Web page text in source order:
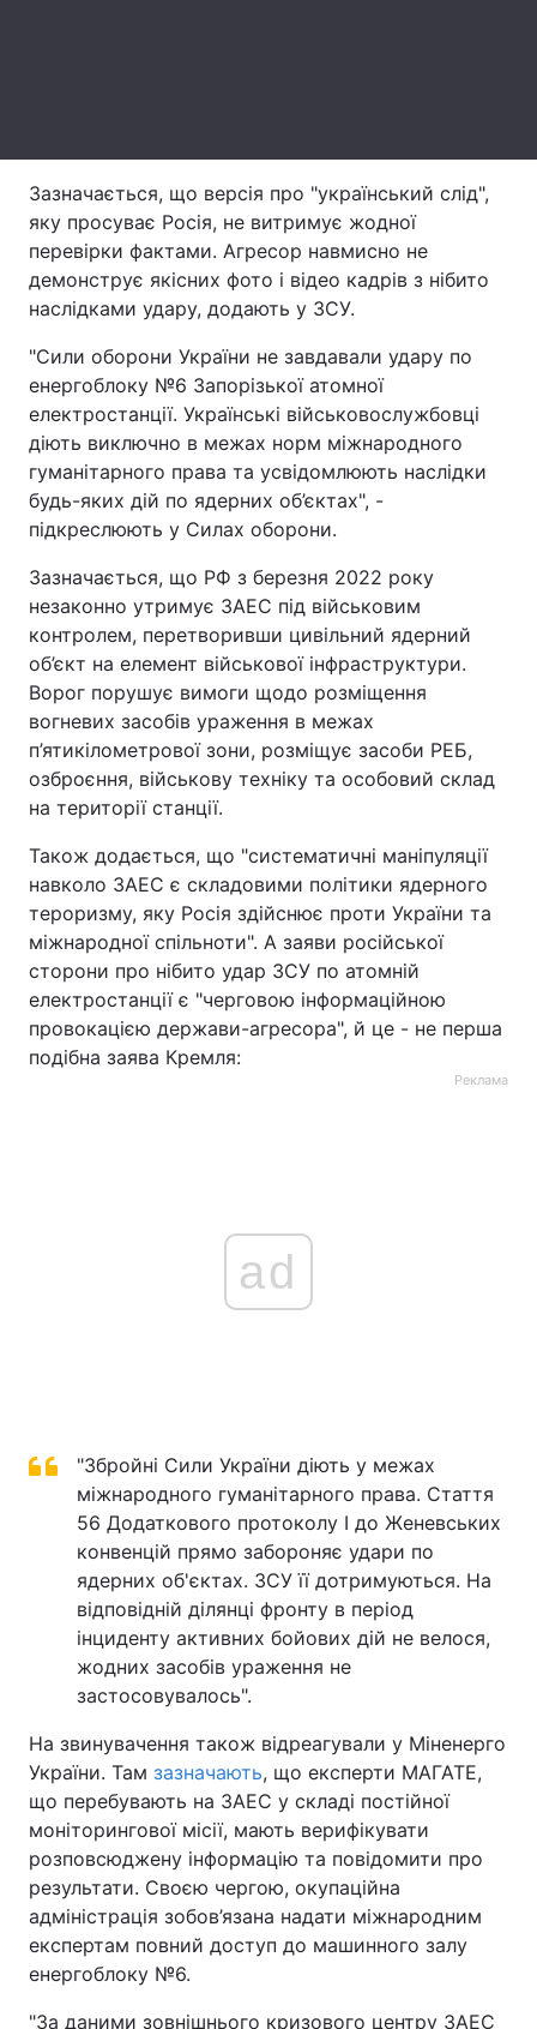
Зазначається, що версія про "український слід",
яку просуває Росія, не витримує жодної
перевірки фактами. Агресор навмисно не
демонструє якісних фото і відео кадрів з нібито
наслідками удару, додають у ЗСУ.
"Сили оборони України не завдавали удару по
енергоблоку №6 Запорізької атомної
електростанції. Українські військовослужбовці
діють виключно в межах норм міжнародного
гуманітарного права та усвідомлюють наслідки
будь-яких дій по ядерних об’єктах", -
підкреслюють у Силах оборони.
Зазначається, що РФ з березня 2022 року
незаконно утримує ЗАЕС під військовим
контролем, перетворивши цивільний ядерний
об’єкт на елемент військової інфраструктури.
Ворог порушує вимоги щодо розміщення
вогневих засобів ураження в межах
п’ятикілометрової зони, розміщує засоби РЕБ,
озброєння, військову техніку та особовий склад
на території станції.
Також додається, що "систематичні маніпуляції
навколо ЗАЕС є складовими політики ядерного
тероризму, яку Росія здійснює проти України та
міжнародної спільноти". А заяви російської
сторони про нібито удар ЗСУ по атомній
електростанції є "черговою інформаційною
провокацією держави-агресора", й це - не перша
подібна заява Кремля:
Реклама
ad
"Збройні Сили України діють у межах
міжнародного гуманітарного права. Стаття
56 Додаткового протоколу I до Женевських
конвенцій прямо забороняє удари по
ядерних об'єктах. ЗСУ її дотримуються. На
відповідній ділянці фронту в період
інциденту активних бойових дій не велося,
жодних засобів ураження не
застосовувалось".
На звинувачення також відреагували у Міненерго
України. Там зазначають, що експерти МАГАТЕ,
що перебувають на ЗАЕС у складі постійної
моніторингової місії, мають верифікувати
розповсюджену інформацію та повідомити про
результати. Своєю чергою, окупаційна
адміністрація зобов’язана надати міжнародним
експертам повний доступ до машинного залу
енергоблоку №6.
"За даними зовнішнього кризового центру ЗАЕС